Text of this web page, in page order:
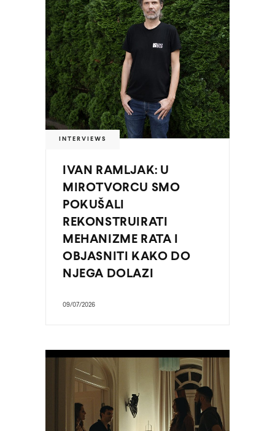
INTERVIEWS
IVAN RAMLJAK: U
MIROTVORCU SMO
POKUŠALI
REKONSTRUIRATI
MEHANIZME RATA I
OBJASNITI KAKO DO
NJEGA DOLAZI
09/07/2026